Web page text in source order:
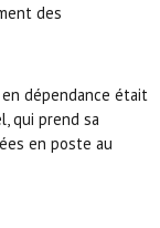
des
dépendance était
qui prend sa
en poste au